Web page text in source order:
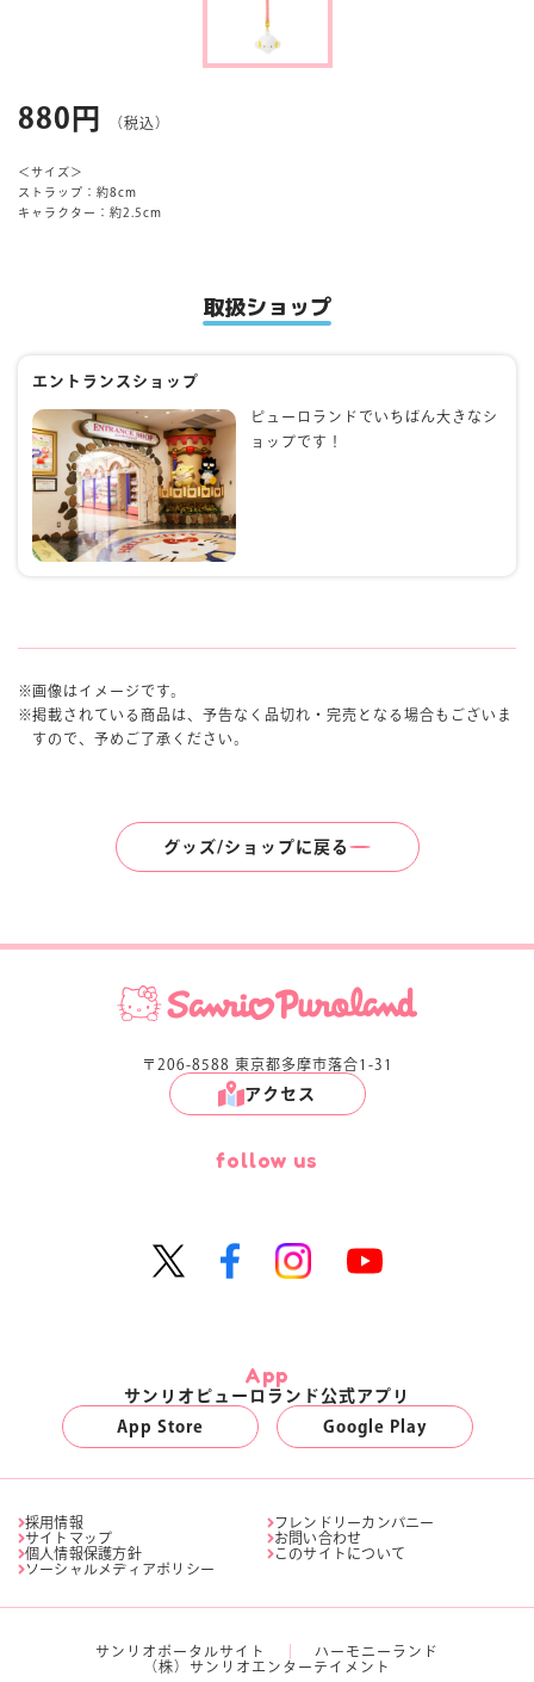
880円 （税込）
＜サイズ＞
ストラップ：約8cm
キャラクター：約2.5cm
取扱ショップ
エントランスショップ
ピューロランドでいちばん大きなシ
ョップです！
画像はイメージです。
掲載されている商品は、予告なく品切れ・完売となる場合もございま
すので、予めご了承ください。
グッズ/ショップに戻る
〒206-8588 東京都多摩市落合1-31
アクセス
follow us
App
サンリオピューロランド公式アプリ
App Store
Google Play
採用情報
フレンドリーカンパニー
サイトマップ
お問い合わせ
個人情報保護方針
このサイトについて
ソーシャルメディアポリシー
サンリオポータルサイト
ハーモニーランド
（株）サンリオエンターテイメント